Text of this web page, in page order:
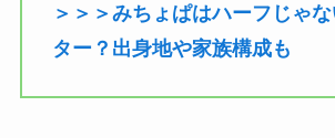
＞＞＞みちょぱはハーフじゃ
ター？出身地や家族構成も